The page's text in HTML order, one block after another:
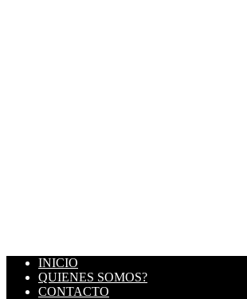
INICIO
QUIENES SOMOS?
CONTACTO